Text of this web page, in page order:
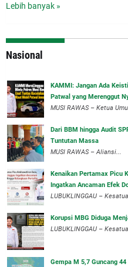
Lebih banyak »
Nasional
‎KAMMI: Jangan Ada
Patwal yang Merenggut
‎MUSI RAWAS – Ketua
Dari BBM hingga Audit
Tuntutan Massa
MUSI RAWAS – Aliansi...
‎Kenaikan Pertamax Picu
Ingatkan Ancaman Efek
‎LUBUKLINGGAU –
Korupsi MBG Diduga
‎LUBUKLINGGAU –
Gempa M 5,7 Guncang